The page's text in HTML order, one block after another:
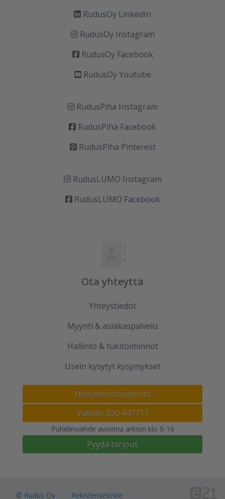
RudusOy LinkedIn
RudusOy Instagram
RudusOy Facebook
RudusOy Youtube
RudusPiha Instagram
RudusPiha Facebook
RudusPiha Pinterest
RudusLUMO Instagram
RudusLUMO Facebook
Ota yhteyttä
Yhteystiedot
Myynti & asiakaspalvelu
Hallinto & tukitoiminnot
Usein kysytyt kysymykset
Yhteydenottopyyntö
Vaihde: 020 447711
Puhelinvaihde avoinna arkisin klo 9-16
Pyydä tarjous
© Rudus Oy Rekisteriseloste